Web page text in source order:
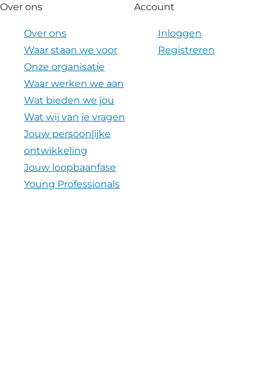
Over ons
Over ons
Waar staan we voor
Onze organisatie
Waar werken we aan
Wat bieden we jou
Wat wij van je vragen
Jouw persoonlijke
ontwikkeling
Jouw loopbaanfase
Young Professionals
Account
Inloggen
Registreren